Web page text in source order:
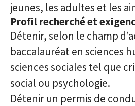
jeunes, les adultes et les
Profil recherché et
Détenir, selon le champ
baccalauréat en sciences
sciences sociales tel que
social ou psychologie.
Détenir un permis de